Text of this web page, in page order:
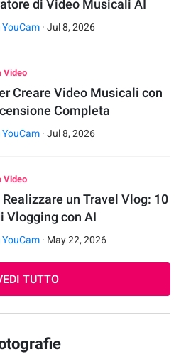
di Video Musicali AI
YouCam ·Jul 8,2026
Video
Creare Video Musicali con
Completa
YouCam ·Jul 8,2026
Video
Realizzare un Travel Vlog: 10
Vlogging con AI
YouCam · May 22,2026
TUTTO